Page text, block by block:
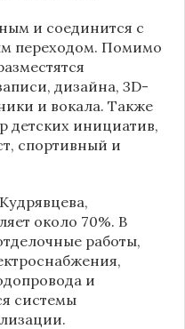
и соединится с
переходом. Помимо
дизайна, 3D-
и вокала. Также
детских инициатив,
спортивный и
,
около 70%. В
работы,
и
системы